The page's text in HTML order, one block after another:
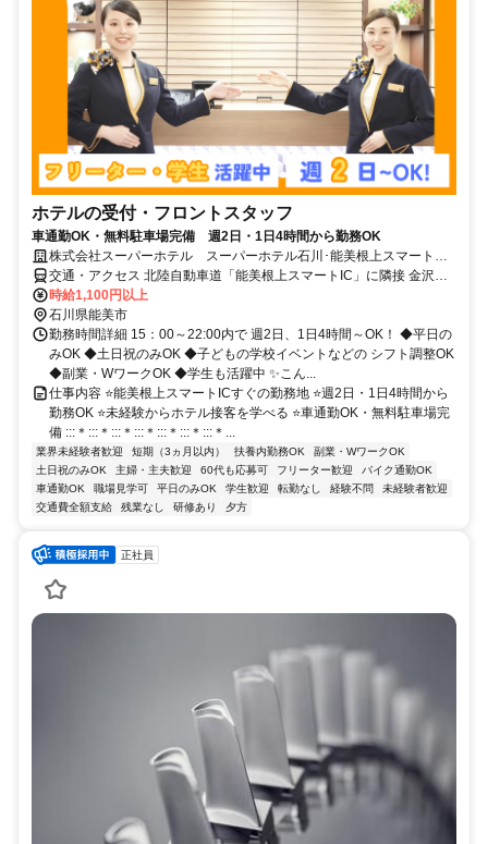
ホテルの受付・フロントスタッフ
車通勤OK・無料駐車場完備 週2日・1日4時間から勤務OK
株式会社スーパーホテル スーパーホテル石川･能美根上スマートイ
ンター
交通・アクセス 北陸自動車道「能美根上スマートIC」に隣接 金沢市
内より車で30分 ⭐車通勤OK⭐
時給1,100円以上
石川県能美市
勤務時間詳細 15：00～22:00内で 週2日、1日4時間～OK！ ◆平日の
みOK ◆土日祝のみOK ◆子どもの学校イベントなどの シフト調整OK
◆副業・WワークOK ◆学生も活躍中 ✨こん...
仕事内容 ⭐能美根上スマートICすぐの勤務地 ⭐週2日・1日4時間から
勤務OK ⭐未経験からホテル接客を学べる ⭐車通勤OK・無料駐車場完
備 :::＊:::＊:::＊:::＊:::＊:::＊:::＊...
業界未経験者歓迎 短期（3ヵ月以内） 扶養内勤務OK
副業・WワークOK
土日祝のみOK
主婦・主夫歓迎 60代も応募可 フリーター歓迎
バイク通勤OK
車通勤OK
職場見学可 平日のみOK 学生歓迎 転勤なし 経験不問
未経験者歓迎
交通費全額支給
残業なし 研修あり 夕方
正社員